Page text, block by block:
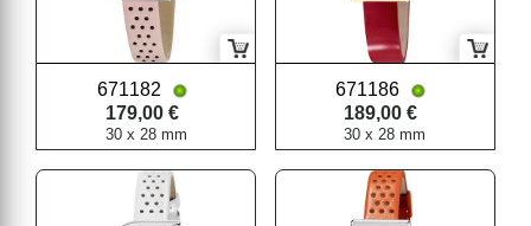
671182
179,00 €
30 x 28 mm
671186
189,00 €
30 x 28 mm